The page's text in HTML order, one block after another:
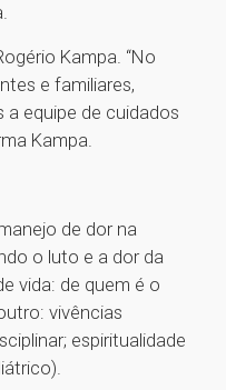
Kampa. “No
e familiares,
equipe de cuidados
Kampa.
de dor na
o luto e a dor da
vida: de quem é o
vivências
espiritualidade